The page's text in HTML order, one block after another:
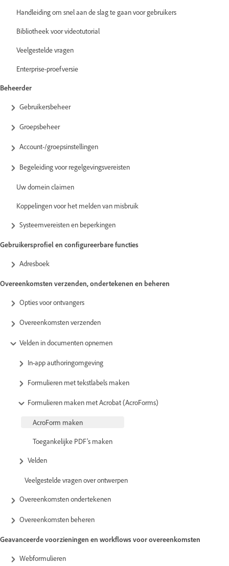
Handleiding om snel aan de slag te gaan voor gebruikers
Bibliotheek voor videotutorial
Veelgestelde vragen
Enterprise-proefversie
Beheerder
Gebruikersbeheer
Groepsbeheer
Account-/groepsinstellingen
Begeleiding voor regelgevingsvereisten
Uw domein claimen
Koppelingen voor het melden van misbruik
Systeemvereisten en beperkingen
Gebruikersprofiel en configureerbare functies
Adresboek
Overeenkomsten verzenden, ondertekenen en beheren
Opties voor ontvangers
Overeenkomsten verzenden
Velden in documenten opnemen
In-app authoringomgeving
Formulieren met tekstlabels maken
Formulieren maken met Acrobat (AcroForms)
AcroForm maken
Toegankelijke PDF’s maken
Velden
Veelgestelde vragen over ontwerpen
Overeenkomsten ondertekenen
Overeenkomsten beheren
Geavanceerde voorzieningen en workflows voor overeenkomsten
Webformulieren